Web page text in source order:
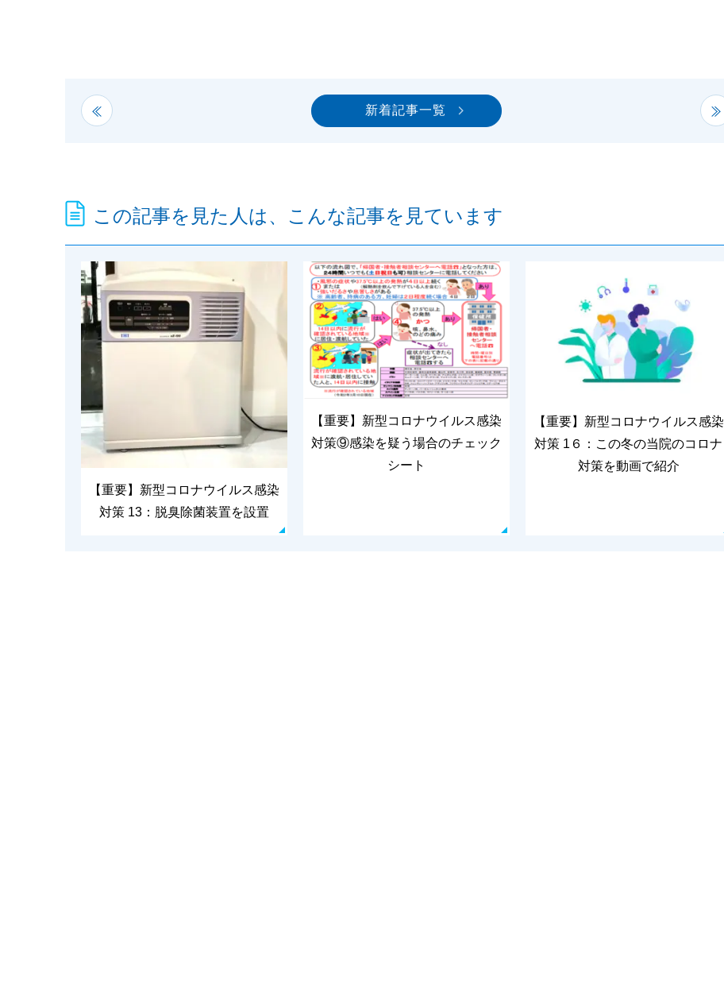
新着記事一覧
この記事を見た人は、こんな記事を見ています
【重要】新型コロナウイルス感染
対策 13：脱臭除菌装置を設置
【重要】新型コロナウイルス感染
対策⑨感染を疑う場合のチェック
シート
【重要】新型コロナウイルス感染
対策 1６：この冬の当院のコロナ
対策を動画で紹介